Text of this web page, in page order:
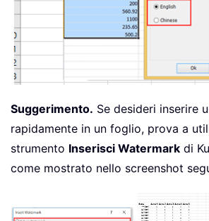
Suggerimento. Se desideri inserire
rapidamente in un foglio, prova a
strumento Inserisci Watermark di
come mostrato nello screenshot